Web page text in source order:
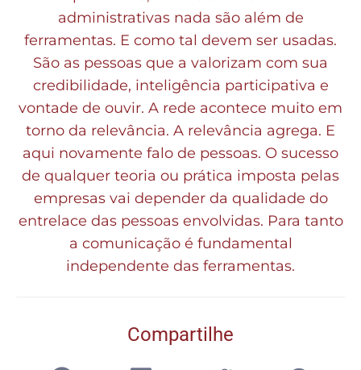
administrativas nada são além de
ferramentas. E como tal devem ser usadas.
São as pessoas que a valorizam com sua
credibilidade, inteligência participativa e
vontade de ouvir. A rede acontece muito em
torno da relevância. A relevância agrega. E
aqui novamente falo de pessoas. O sucesso
de qualquer teoria ou prática imposta pelas
empresas vai depender da qualidade do
entrelace das pessoas envolvidas. Para tanto
a comunicação é fundamental
independente das ferramentas.
Compartilhe